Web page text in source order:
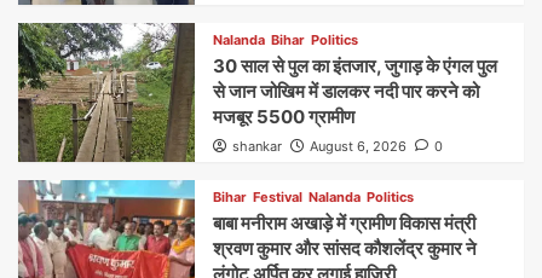
Nalanda Bihar Politics
30 साल से पुल का इंतजार, जुगाड़ के एंगल पुल
से जान जोखिम में डालकर नदी पार करने को
मजबूर 5500 ग्रामीण
shankar August 6, 2026 0
Bihar Festival Nalanda Politics
बाबा मनीराम अखाड़े में ग्रामीण विकास मंत्री
श्रवण कुमार और सांसद कौशलेंद्र कुमार ने